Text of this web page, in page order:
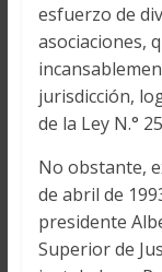
esfuerzo de
asociaciones,
jurisdicción,
de la Ley N.°
No obstante,
de abril de
presidente
Superior de